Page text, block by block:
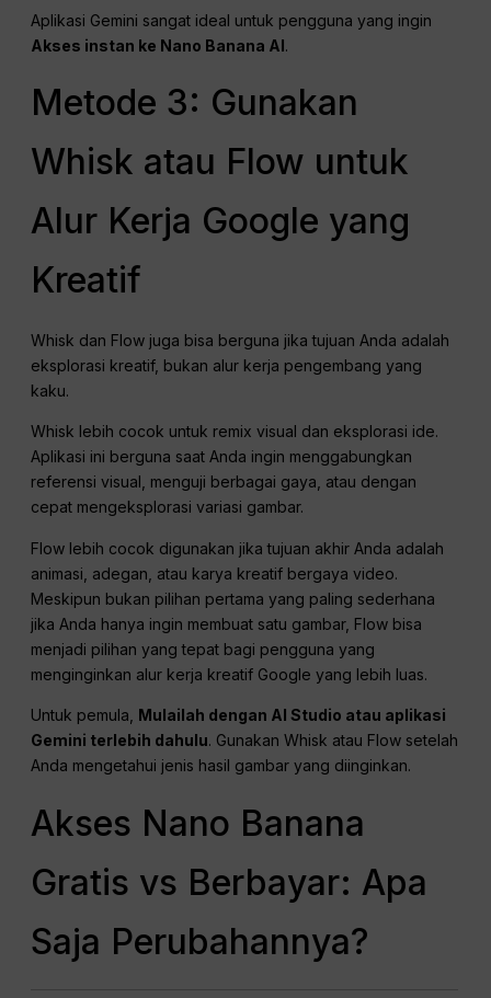
Aplikasi Gemini sangat ideal untuk pengguna yang ingin
Akses instan ke Nano Banana AI.
Metode 3: Gunakan
Whisk atau Flow untuk
Alur Kerja Google yang
Kreatif
Whisk dan Flow juga bisa berguna jika tujuan Anda adalah
eksplorasi kreatif, bukan alur kerja pengembang yang
kaku.
Whisk lebih cocok untuk remix visual dan eksplorasi ide.
Aplikasi ini berguna saat Anda ingin menggabungkan
referensi visual, menguji berbagai gaya, atau dengan
cepat mengeksplorasi variasi gambar.
Flow lebih cocok digunakan jika tujuan akhir Anda adalah
animasi, adegan, atau karya kreatif bergaya video.
Meskipun bukan pilihan pertama yang paling sederhana
jika Anda hanya ingin membuat satu gambar, Flow bisa
menjadi pilihan yang tepat bagi pengguna yang
menginginkan alur kerja kreatif Google yang lebih luas.
Untuk pemula, Mulailah dengan AI Studio atau aplikasi
Gemini terlebih dahulu. Gunakan Whisk atau Flow setelah
Anda mengetahui jenis hasil gambar yang diinginkan.
Akses Nano Banana
Gratis vs Berbayar: Apa
Saja Perubahannya?